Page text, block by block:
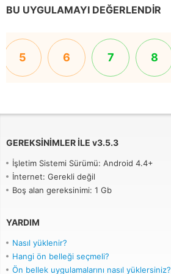
BU UYGULAMAYI DEĞERLENDIR
5 6 7 8
GEREKSINIMLER ILE v3.5.3
İşletim Sistemi Sürümü: Android 4.4+
İnternet: Gerekli değil
Boş alan gereksinimi: 1 Gb
YARDIM
Nasıl yüklenir?
Hangi ön belleği seçmeli?
Ön bellek uygulamalarını nasıl yüklersiniz?